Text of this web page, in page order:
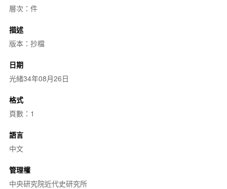
層次：件
描述
版本：抄檔
日期
光緒34年08月26日
格式
頁數：1
語言
中文
管理權
中央研究院近代史研究所